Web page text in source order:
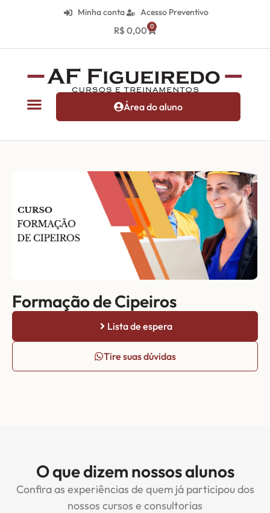
Minha conta Acesso Preventivo
R$ 0,00 0
Área do aluno
Formação de Cipeiros
Lista de espera
Tire suas dúvidas
O que dizem nossos alunos
Confira as experiências de quem já participou dos
nossos cursos e consultorias